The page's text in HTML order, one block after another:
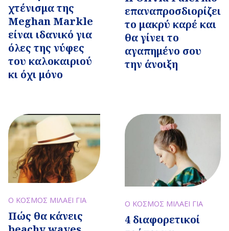
χτένισμα της
Meghan Markle
είναι ιδανικό για
όλες της νύφες
του καλοκαιριού
κι όχι μόνο
επαναπροσδιορίζει
το μακρύ καρέ και
θα γίνει το
αγαπημένο σου
την άνοιξη
Ο ΚΟΣΜΟΣ ΜΙΛΑΕΙ ΓΙΑ
Πώς θα κάνεις
Ο ΚΟΣΜΟΣ ΜΙΛΑΕΙ ΓΙΑ
4 διαφορετικοί